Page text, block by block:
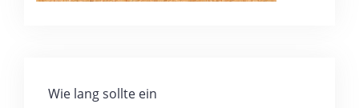
Wie lang sollte ein